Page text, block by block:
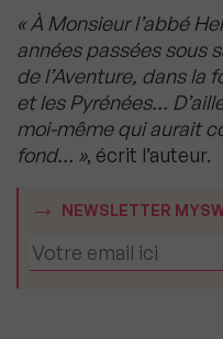
« À Monsieur l’abbé
années passées sous
de l’Aventure, dans la
et les Pyrénées…
moi-même qui aurait
fond… », écrit l’auteur.
NEWSLETTER